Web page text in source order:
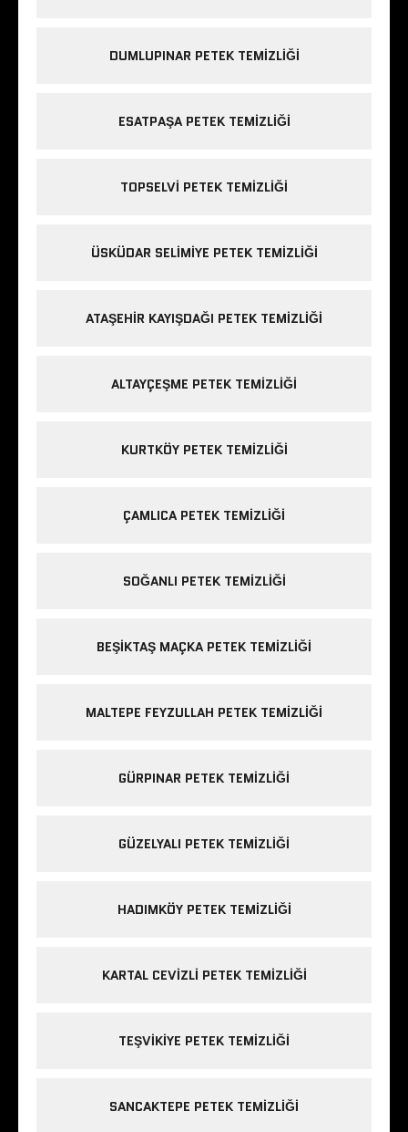
DUMLUPINAR PETEK TEMIZLIĞI
ESATPAŞA PETEK TEMIZLIĞI
TOPSELVI PETEK TEMIZLIĞI
ÜSKÜDAR SELIMIYE PETEK TEMIZLIĞI
ATAŞEHIR KAYIŞDAĞI PETEK TEMIZLIĞI
ALTAYÇEŞME PETEK TEMIZLIĞI
KURTKÖY PETEK TEMIZLIĞI
ÇAMLICA PETEK TEMIZLIĞI
SOĞANLI PETEK TEMIZLIĞI
BEŞIKTAŞ MAÇKA PETEK TEMIZLIĞI
MALTEPE FEYZULLAH PETEK TEMIZLIĞI
GÜRPINAR PETEK TEMIZLIĞI
GÜZELYALI PETEK TEMIZLIĞI
HADIMKÖY PETEK TEMIZLIĞI
KARTAL CEVIZLI PETEK TEMIZLIĞI
TEŞVIKIYE PETEK TEMIZLIĞI
SANCAKTEPE PETEK TEMIZLIĞI